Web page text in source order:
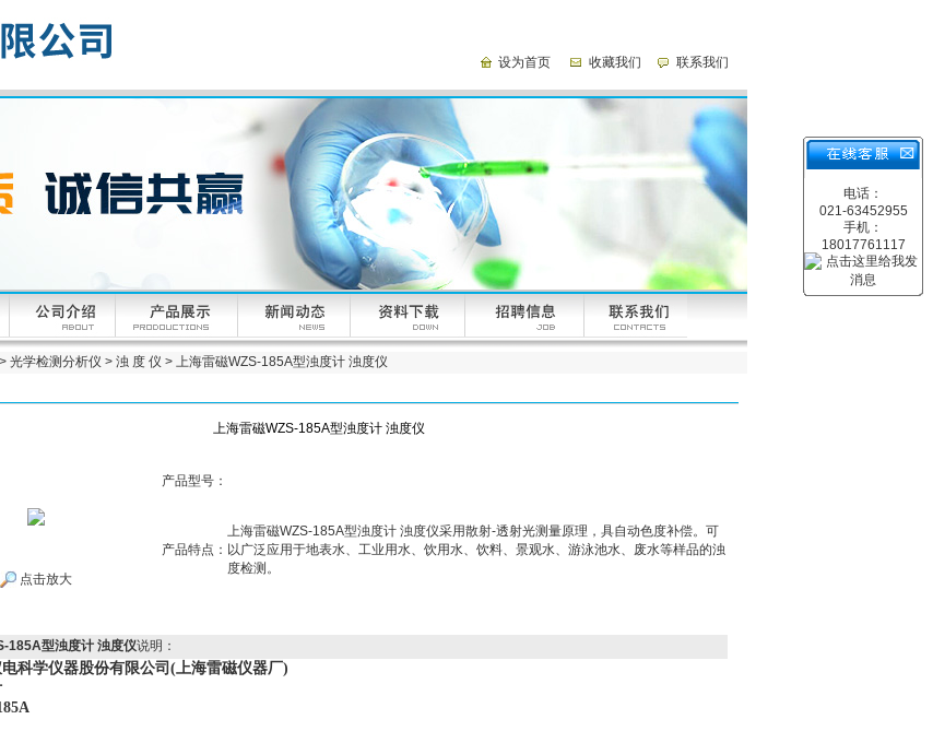
设为首页 收藏我们 联系我们
电话：
021-63452955
手机：
18017761117
> 光学检测分析仪 > 浊 度 仪 > 上海雷磁WZS-185A型浊度计 浊度仪
上海雷磁WZS-185A型浊度计 浊度仪
点击放大
产品型号：
产品特点：
上海雷磁WZS-185A型浊度计 浊度仪采用散射-透射光测量原理，具自动色度补偿。可
以广泛应用于地表水、工业用水、饮用水、饮料、景观水、游泳池水、废水等样品的浊
度检测。
185A型浊度计 浊度仪说明：
科学仪器股份有限公司(上海雷磁仪器厂)